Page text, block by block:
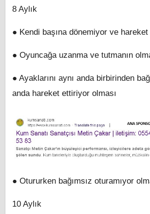
8 Aylık
● Kendi başına dönemiyor ve
● Oyuncağa uzanma ve tutmanın
● Ayaklarını aynı anda birbirinden
anda hareket ettiriyor olması
● Otururken bağımsız oturamıyor
10 Aylık